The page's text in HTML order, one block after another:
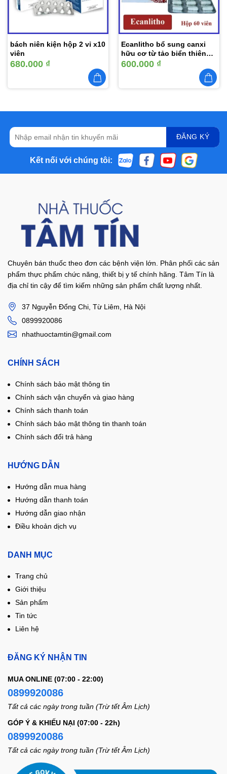
bách niên kiện hộp 2 vỉ x10
viên
680.000 ₫
Ecanlitho bổ sung canxi
hữu cơ từ tảo biển thiên
nhiên
600.000 ₫
Kết nối với chúng tôi:
Chuyên bán thuốc theo đơn các bệnh viện lớn. Phân phối các sản
phẩm thực phẩm chức năng, thiết bị y tế chính hãng. Tâm Tín là
địa chỉ tin cậy để tìm kiếm những sản phẩm chất lượng nhất.
37 Nguyễn Đổng Chi, Từ Liêm, Hà Nội
0899920086
nhathuoctamtin@gmail.com
CHÍNH SÁCH
Chính sách bảo mật thông tin
Chính sách vận chuyển và giao hàng
Chính sách thanh toán
Chính sách bảo mật thông tin thanh toán
Chính sách đổi trả hàng
HƯỚNG DẪN
Hướng dẫn mua hàng
Hướng dẫn thanh toán
Hướng dẫn giao nhận
Điều khoản dịch vụ
DANH MỤC
Trang chủ
Giới thiệu
Sản phẩm
Tin tức
Liên hệ
ĐĂNG KÝ NHẬN TIN
MUA ONLINE (07:00 - 22:00)
0899920086
Tất cả các ngày trong tuần (Trừ tết Âm Lịch)
GÓP Ý & KHIẾU NẠI (07:00 - 22h)
0899920086
Tất cả các ngày trong tuần (Trừ tết Âm Lịch)